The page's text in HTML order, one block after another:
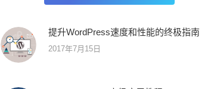
提升WordPress速度和性能的终极指南
2017年7月15日